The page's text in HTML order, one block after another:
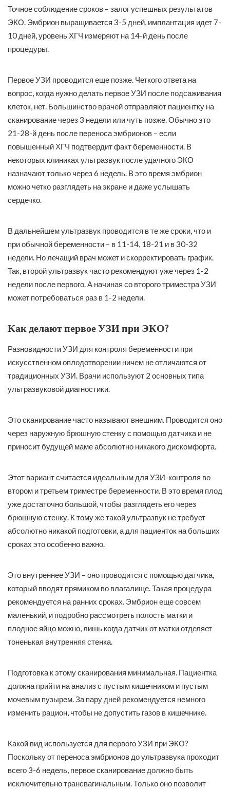
Точное соблюдение сроков – залог успешных результатов
ЭКО. Эмбрион выращивается 3-5 дней, имплантация идет 7-
10 дней, уровень ХГЧ измеряют на 14-й день после
процедуры.
Первое УЗИ проводится еще позже. Четкого ответа на
вопрос, когда нужно делать первое УЗИ после подсаживания
клеток, нет. Большинство врачей отправляют пациентку на
сканирование через 3 недели или чуть позже. Обычно это
21-28-й день после переноса эмбрионов – если
повышенный ХГЧ подтвердит факт беременности. В
некоторых клиниках ультразвук после удачного ЭКО
назначают только через 6 недель. В это время эмбрион
можно четко разглядеть на экране и даже услышать
сердечко.
В дальнейшем ультразвук проводится в те же сроки, что и
при обычной беременности – в 11-14, 18-21 и в 30-32
недели. Но лечащий врач может и скорректировать график.
Так, второй ультразвук часто рекомендуют уже через 1-2
недели после первого. А начиная со второго триместра УЗИ
может потребоваться раз в 1-2 недели.
Как делают первое УЗИ при ЭКО?
Разновидности УЗИ для контроля беременности при
искусственном оплодотворении ничем не отличаются от
традиционных УЗИ. Врачи используют 2 основных типа
ультразвуковой диагностики.
Это сканирование часто называют внешним. Проводится оно
через наружную брюшную стенку с помощью датчика и не
приносит будущей маме абсолютно никакого дискомфорта.
Этот вариант считается идеальным для УЗИ-контроля во
втором и третьем триместре беременности. В это время плод
уже достаточно большой, чтобы разглядеть его через
брюшную стенку. К тому же такой ультразвук не требует
абсолютно никакой подготовки, а для пациенток на больших
сроках это особенно важно.
Это внутреннее УЗИ – оно проводится с помощью датчика,
который вводят прямиком во влагалище. Такая процедура
рекомендуется на ранних сроках. Эмбрион еще совсем
маленький, и подробно рассмотреть полость матки и
плодное яйцо можно, лишь когда датчик от матки отделяет
тоненькая внутренняя стенка.
Подготовка к этому сканирования минимальная. Пациентка
должна прийти на анализ с пустым кишечником и пустым
мочевым пузырем. За пару дней рекомендуется немного
изменить рацион, чтобы не допустить газов в кишечнике.
Какой вид используется для первого УЗИ при ЭКО?
Поскольку от переноса эмбрионов до ультразвука проходит
всего 3-6 недель, первое сканирование должно быть
исключительно трансвагинальным. Только оно позволит